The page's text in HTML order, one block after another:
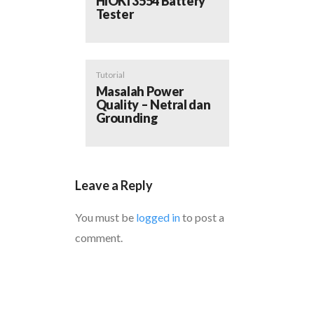
Tester
Tutorial
Masalah Power
Quality – Netral dan
Grounding
Leave a Reply
You must be logged into post a
comment.